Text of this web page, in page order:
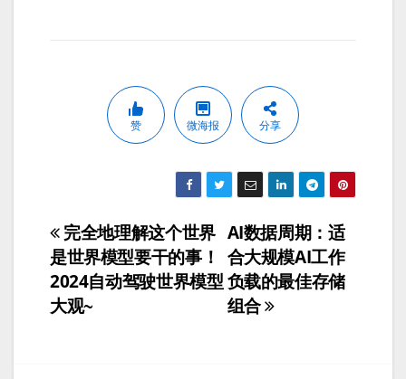
赞 微海报 分享
文
章
导
AI数据周期：适
合大规模AI工作
负载的最佳存储
组合
完全地理解这个世界
是世界模型要干的事！
2024自动驾驶世界模型
大观~